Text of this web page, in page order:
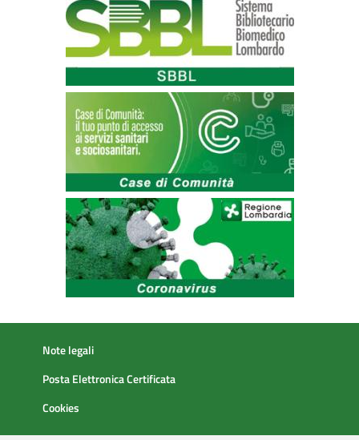
Note legali
Posta Elettronica Certificata
Cookies